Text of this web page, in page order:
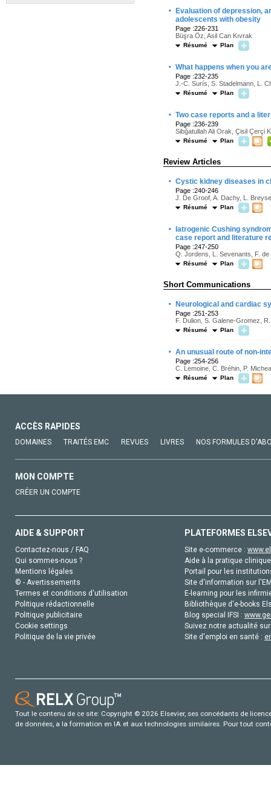
·
Evaluation of depression,
adolescents with obesity
Page :226-231
Büşra Öz, Asil Can Kıvrak
Résumé Plan
· What happens when you
Page :232-235
J.-C. Surís, S. Stadelmann, L.
Résumé Plan
· Two case reports and a
Page :236-239
Sibğatullah Ali Orak, Çisil Çerçi
Résumé Plan
Review Articles
· Cystic kidney diseases in
Page :240-246
J. De Groof, A. Dachy, L.
Résumé Plan
·
Iatrogenic Cushing
case report and literature
Page :247-250
Q. Jordens, L. Sevenants, F.
Résumé Plan
Short Communications
· Neurological and cardiac
Page :251-253
F. Dulion, S. Galene-Gromez,
Résumé Plan
· An unusual route of non-
Page :254-256
C. Lemoine, C. Bréhin, P.
Résumé Plan
ACCÈS RAPIDES
DOMAINES TRAITÉS EMC REVUES LIVRES NOS FORMULES
MON COMPTE
CRÉER UN COMPTE
AIDE & SUPPORT
Contactez-nous / FAQ
Qui sommes-nous ?
Mentions légales
© - Avertissements
Termes et conditions d'utilisation
Politique rédactionnelle
Politique publicitaire
Cookie settings
Politique de la vie privée
PLATEFORMES
Site e-commerce :
Aide à la pratique
Portail pour les
Site d'information sur
E-learning pour les
Bibliothèque d'e-books
Blog special IFSI :
Suivez notre actualité
Site d'emploi en santé :
Tout le contenu de ce site: Copyright © 2026 Elsevier, ses concédants de
de données, a la formation en IA et aux technologies similaires. Pour tout